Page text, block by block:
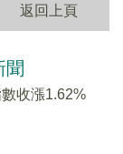
返回上頁
聞
收漲1.62%